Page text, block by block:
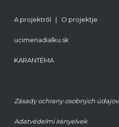
A projektről | O projektje
ucimenadialku.sk
KARANTÉMA
Zásady ochrany osobných údajov
Adatvédelmi irányelvek